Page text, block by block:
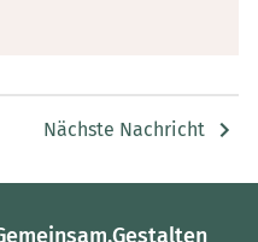
Nächste Nachricht